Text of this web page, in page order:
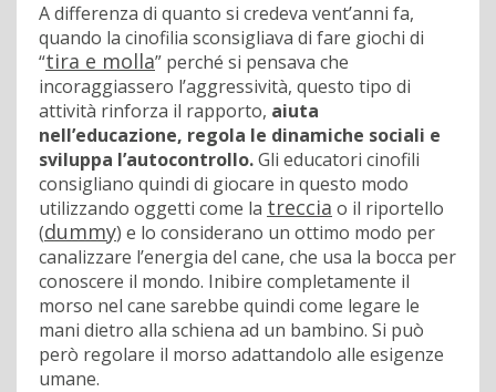
A differenza di quanto si credeva vent’anni fa,
quando la cinofilia sconsigliava di fare giochi di
“tira e molla” perché si pensava che
incoraggiassero l’aggressività, questo tipo di
attività rinforza il rapporto, aiuta
nell’educazione, regola le dinamiche sociali e
sviluppa l’autocontrollo.Gli educatori cinofili
consigliano quindi di giocare in questo modo
utilizzando oggetti come la treccia o il riportello
(dummy) e lo considerano un ottimo modo per
canalizzare l’energia del cane, che usa la bocca per
conoscere il mondo. Inibire completamente il
morso nel cane sarebbe quindi come legare le
mani dietro alla schiena ad un bambino. Si può
però regolare il morso adattandolo alle esigenze
umane.